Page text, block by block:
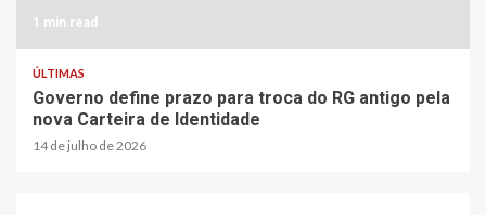
1 min read
ÚLTIMAS
Governo define prazo para troca do RG antigo pela
nova Carteira de Identidade
14 de julho de 2026